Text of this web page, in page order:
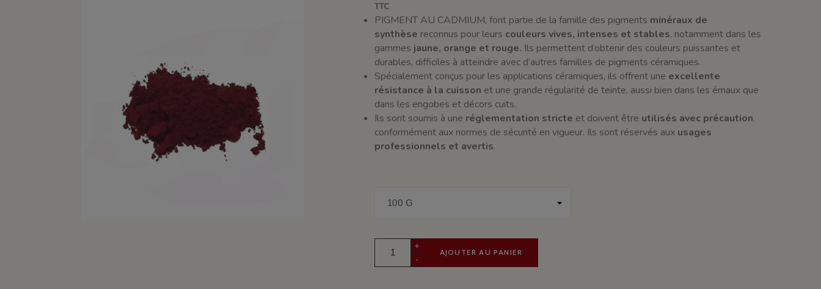
TTC
PIGMENT AU CADMIUM, font partie de la famille des pigments minéraux de
synthèse reconnus pour leurs couleurs vives, intenses et stables, notamment dans les
gammes jaune, orange et rouge. Ils permettent d’obtenir des couleurs puissantes et
durables, difficiles à atteindre avec d’autres familles de pigments céramiques.
Spécialement conçus pour les applications céramiques, ils offrent une excellente
résistance à la cuisson et une grande régularité de teinte, aussi bien dans les émaux que
dans les engobes et décors cuits.
Ils sont soumis à une réglementation stricte et doivent être utilisés avec précaution,
conformément aux normes de sécurité en vigueur. Ils sont réservés aux usages
professionnels et avertis.
+
-
AJOUTER AU PANIER